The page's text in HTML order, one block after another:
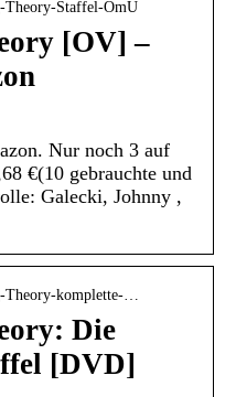
Theory-Staffel-OmU
[OV] –
Nur noch 3 auf
€(10 gebrauchte und
Galecki, Johnny ,
Theory-komplette-…
Die
[DVD]